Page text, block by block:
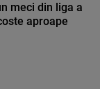
meci din liga a
aproape